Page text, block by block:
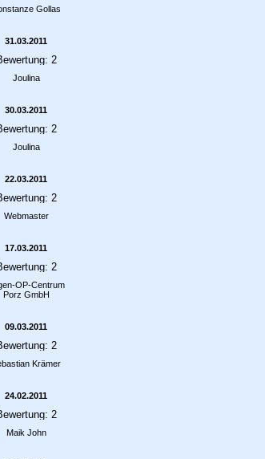
Gollas
31.03.2011
Joulina
30.03.2011
Joulina
22.03.2011
Webmaster
17.03.2011
OP-Centrum
Porz GmbH
09.03.2011
Krämer
24.02.2011
Maik John